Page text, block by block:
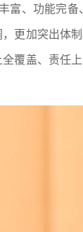
富、功能完
更加突出体
覆盖、责任